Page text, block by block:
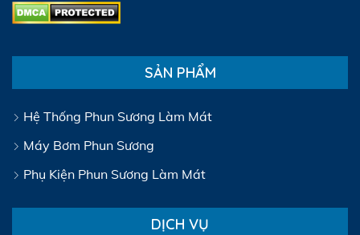
SẢN PHẨM
Hệ Thống Phun Sương Làm Mát
Máy Bơm Phun Sương
Phụ Kiện Phun Sương Làm Mát
DỊCH VỤ